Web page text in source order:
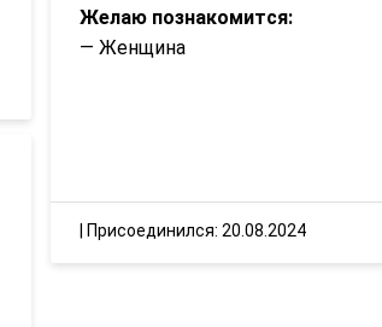
Желаю познакомится:
— Женщина
Присоединился: 20.08.2024